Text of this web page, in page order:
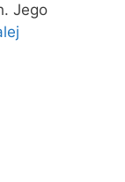
Jego